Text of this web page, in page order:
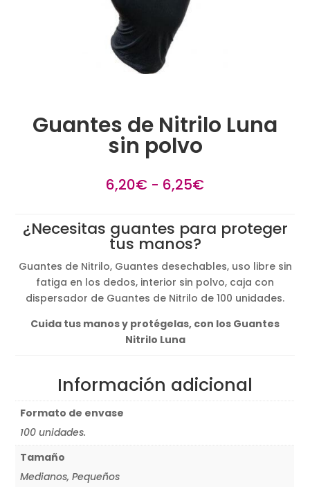
Guantes de Nitrilo Luna
sin polvo
6,20€ - 6,25€Rango
desde
hasta
6,25€
¿Necesitas guantes para proteger
tus manos?
Guantes de Nitrilo, Guantes desechables, uso libre sin
fatiga en los dedos, interior sin polvo, caja con
dispersador de Guantes de Nitrilo de 100 unidades.
Cuida tus manos y protégelas, con los Guantes
Nitrilo Luna
Información adicional
Formato de envase
100 unidades.
Tamaño
Medianos, Pequeños